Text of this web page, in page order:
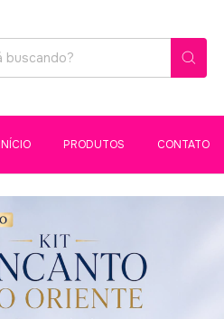
INÍCIO PRODUTOS CONTATO